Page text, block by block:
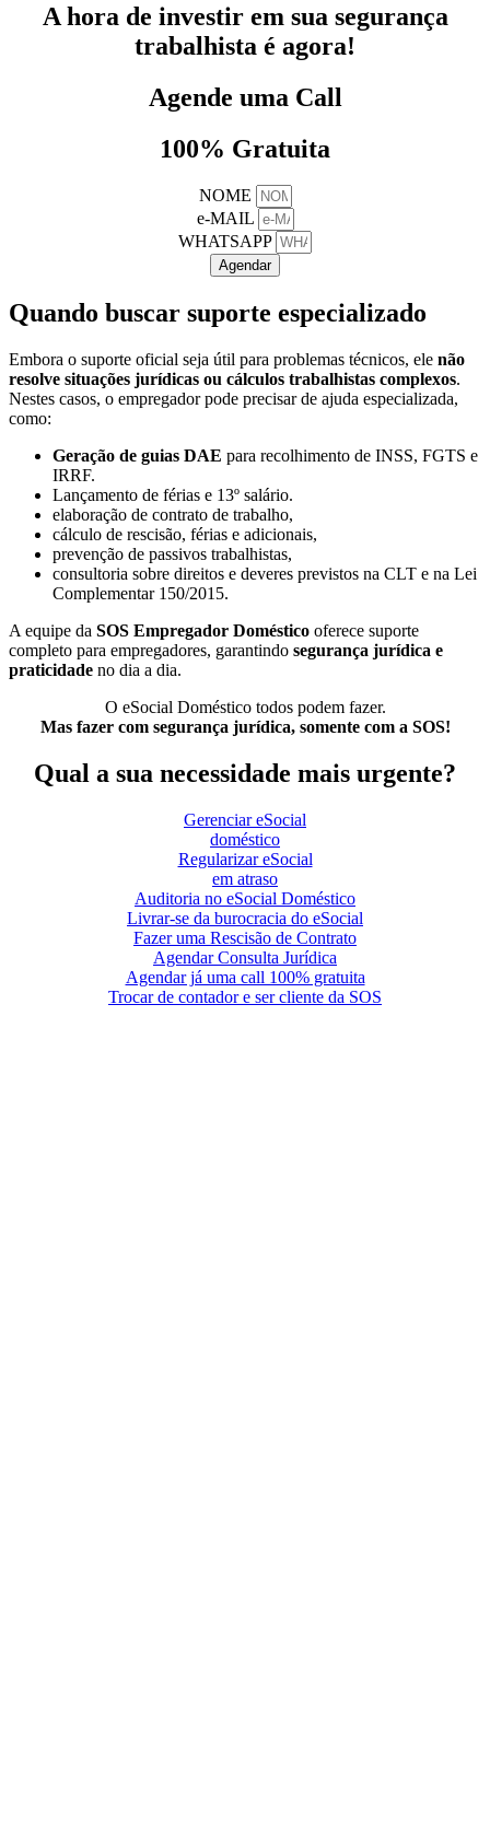
A hora de investir em sua segurança
trabalhista é agora!
Agende uma Call
100% Gratuita
NOME
e-MAIL
WHATSAPP
Agendar
Quando buscar suporte especializado
Embora o suporte oficial seja útil para problemas técnicos, ele não
resolve situações jurídicas ou cálculos trabalhistas complexos.
Nestes casos, o empregador pode precisar de ajuda especializada,
como:
Geração de guias DAE para recolhimento de INSS, FGTS e
IRRF.
Lançamento de férias e 13º salário.
elaboração de contrato de trabalho,
cálculo de rescisão, férias e adicionais,
prevenção de passivos trabalhistas,
consultoria sobre direitos e deveres previstos na CLT e na Lei
Complementar 150/2015.
A equipe da SOS Empregador Doméstico oferece suporte
completo para empregadores, garantindo segurança jurídica e
praticidade no dia a dia.
O eSocial Doméstico todos podem fazer.
Mas fazer com segurança jurídica, somente com a SOS!
Qual a sua necessidade mais urgente?
Gerenciar eSocial
doméstico
Regularizar eSocial
em atraso
Auditoria no eSocial Doméstico
Livrar-se da burocracia do eSocial
Fazer uma Rescisão de Contrato
Agendar Consulta Jurídica
Agendar já uma call 100% gratuita
Trocar de contador e ser cliente da SOS